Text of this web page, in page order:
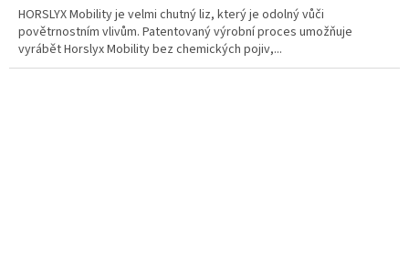
5
hvězdiček.
HORSLYX Mobility je velmi chutný liz, který je odolný vůči
povětrnostním vlivům. Patentovaný výrobní proces umožňuje
vyrábět Horslyx Mobility bez chemických pojiv,...